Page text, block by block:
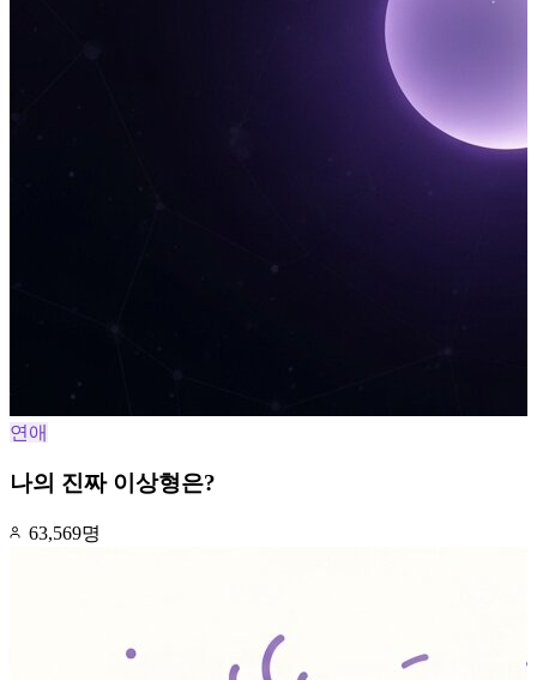
연애
나의 진짜 이상형은?
63,569명